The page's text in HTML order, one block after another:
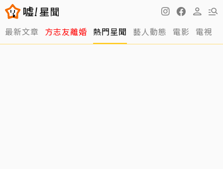
最新文章 方志友離婚 熱門星聞 藝人動態 電影 電視